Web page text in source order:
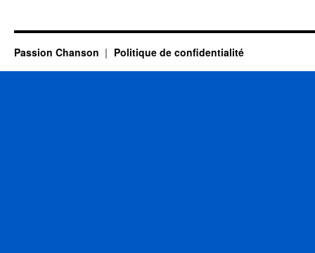
Passion Chanson Politique de confidentialité